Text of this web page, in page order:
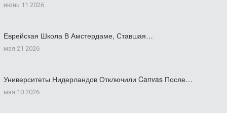
июнь 11 2026
Еврейская Школа В Амстердаме, Ставшая…
мая 21 2026
Университеты Нидерландов Отключили Canvas После…
мая 10 2026